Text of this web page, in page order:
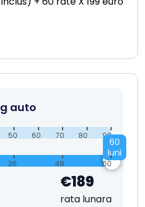
auto
50 60 70 80 90
60
luni
36 48 60
€189
rata lunara